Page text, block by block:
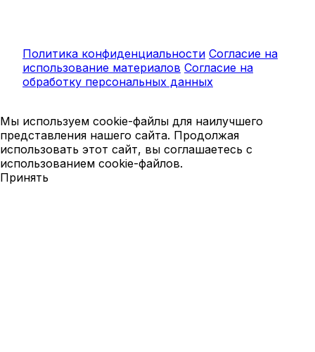
Политика конфиденциальности Согласие на
использование материалов Согласие на
обработку персональных данных
Мы используем cookie-файлы для наилучшего
представления нашего сайта. Продолжая
использовать этот сайт, вы соглашаетесь с
использованием cookie-файлов.
Принять